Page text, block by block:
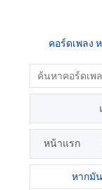
คอร์ดเพลง
หน้าแรก
หากมั